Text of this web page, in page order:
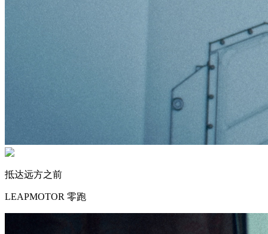
抵达远方之前
LEAPMOTOR 零跑